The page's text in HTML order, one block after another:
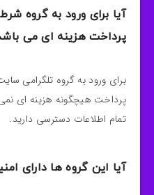
آیا برای ورود به گروه
پرداخت هزینه ای می
برای ورود به گروه تلگرامی
پرداخت هیچگونه هزینه ای
تمام اطلاعات دسترسی دارید.
آیا این گروه ها دارای